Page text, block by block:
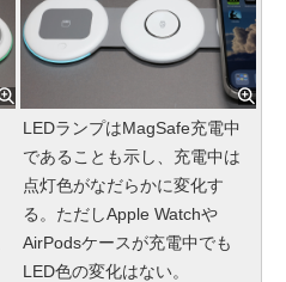
LEDランプはMagSafe充電中
であることも示し、充電中は
点灯色がなだらかに変化す
る。ただしApple Watchや
AirPodsケースが充電中でも
LED色の変化はない。